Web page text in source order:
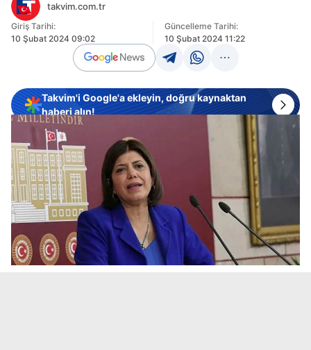
takvim.com.tr
Giriş Tarihi:
10 Şubat 2024 09:02
Güncelleme Tarihi:
10 Şubat 2024 11:22
Takvim'i Google'a ekleyin, doğru kaynaktan
haberi alın!